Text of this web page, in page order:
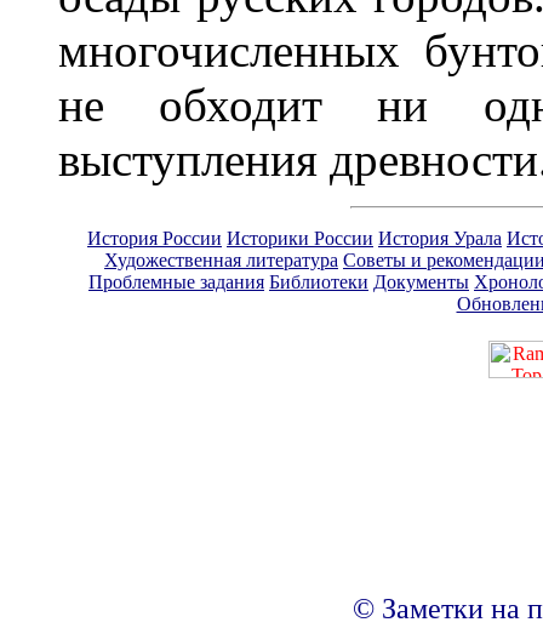
многочисленных
не обходит ни
выступления
История России Историки России История Урала
Художественная литература Советы и
Проблемные задания Библиотеки Документы
© Заметки на